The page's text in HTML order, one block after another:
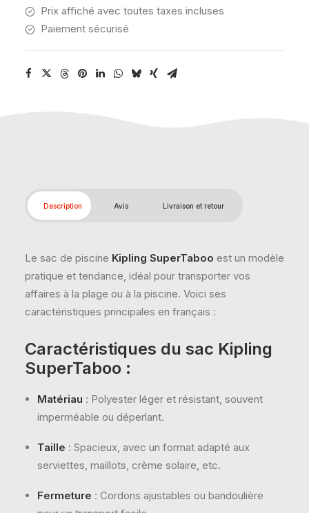
Prix affiché avec toutes taxes incluses
Paiement sécurisé
Description Avis Livraison et retour
Le sac de piscine Kipling SuperTaboo est un modèle
pratique et tendance, idéal pour transporter vos
affaires à la plage ou à la piscine. Voici ses
caractéristiques principales en français :
Caractéristiques du sac Kipling
SuperTaboo :
Matériau : Polyester léger et résistant, souvent
imperméable ou déperlant.
Taille : Spacieux, avec un format adapté aux
serviettes, maillots, crème solaire, etc.
Fermeture : Cordons ajustables ou bandoulière